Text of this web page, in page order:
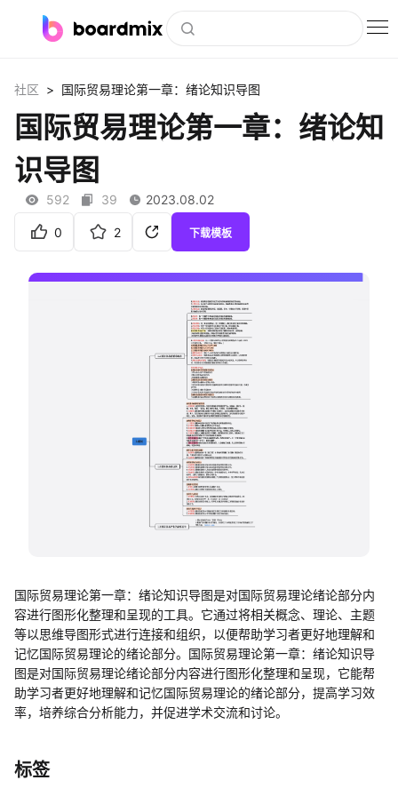
社区资源
会员
企业服务
知识分享社区
社区 > 国际贸易理论第一章：绪论知识导图
国际贸易理论第一章：绪论知
识导图
592 39 2023.08.02
0 2 下载模板
国际贸易理论第一章：绪论知识导图是对国际贸易理论绪论部分内
容进行图形化整理和呈现的工具。它通过将相关概念、理论、主题
等以思维导图形式进行连接和组织，以便帮助学习者更好地理解和
记忆国际贸易理论的绪论部分。国际贸易理论第一章：绪论知识导
图是对国际贸易理论绪论部分内容进行图形化整理和呈现，它能帮
助学习者更好地理解和记忆国际贸易理论的绪论部分，提高学习效
率，培养综合分析能力，并促进学术交流和讨论。
标签